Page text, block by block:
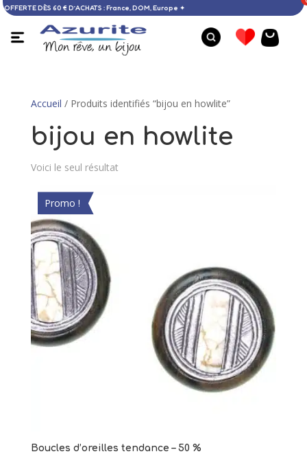
OFFERTE DÈS 60 € D’ACHATS : France, DOM, Europe ✦
Accueil / Produits identifiés “bijou en howlite”
bijou en howlite
Voici le seul résultat
Promo !
Boucles d’oreilles tendance – 50 %
Bague aventurine - 53
63,00
+ AJOUTER